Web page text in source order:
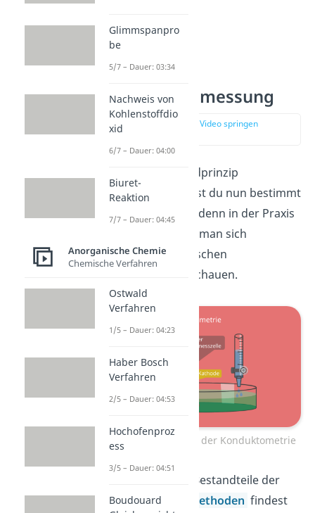
Leitfähigkeitsmessung
zur Stelle im Video springen
Da du nun das Grundprinzip
verstanden hast, willst du nun bestimmt
wissen, wie man das denn in der Praxis
umsetzt. Dafür kann man sich
folgenden, schematischen
Versuchsaufbau anschauen.
Schematischer Aufbau der Konduktometrie
Die grundlegenden Bestandteile der
anderenTitrationsmethoden findest
Glimmspanpro
be
5/7 – Dauer: 03:34
Nachweis von
Kohlenstoffdio
xid
6/7 – Dauer: 04:00
Biuret-
Reaktion
7/7 – Dauer: 04:45
Anorganische Chemie
Chemische Verfahren
Ostwald
Verfahren
1/5 – Dauer: 04:23
Haber Bosch
Verfahren
2/5 – Dauer: 04:53
Hochofenproz
ess
3/5 – Dauer: 04:51
Boudouard